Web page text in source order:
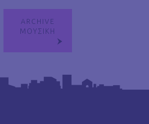
ARCHIVE
ΜΟΥΣΙΚΗ